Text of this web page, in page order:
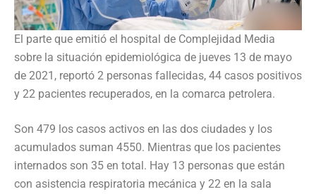
El parte que emitió el hospital de Complejidad Media
sobre la situación epidemiológica de jueves 13 de mayo
de 2021, reportó 2 personas fallecidas, 44 casos positivos
y 22 pacientes recuperados, en la comarca petrolera.
Son 479 los casos activos en las dos ciudades y los
acumulados suman 4550. Mientras que los pacientes
internados son 35 en total. Hay 13 personas que están
con asistencia respiratoria mecánica y 22 en la sala